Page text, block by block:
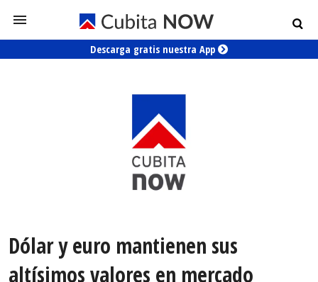
Descarga gratis nuestra App
Dólar y euro mantienen sus
altísimos valores en mercado